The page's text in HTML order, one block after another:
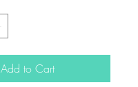
Add to Cart